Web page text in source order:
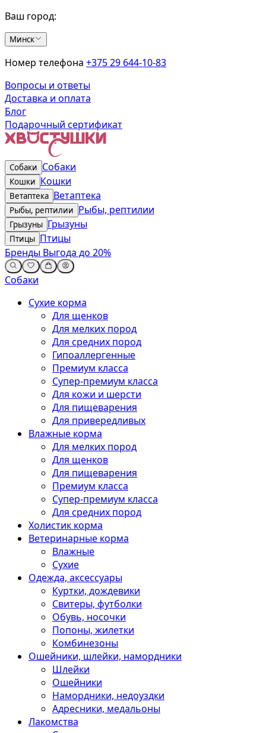
Ваш город:
Минск
Номер телефона +375 29 644-10-83
Вопросы и ответы
Доставка и оплата
Блог
Подарочный сертификат
Собаки Собаки
Кошки Кошки
Ветаптека Ветаптека
Рыбы, рептилии Рыбы, рептилии
Грызуны Грызуны
Птицы Птицы
Бренды Выгода до 20%
Собаки
Сухие корма
Для щенков
Для мелких пород
Для средних пород
Гипоаллергенные
Премиум класса
Супер-премиум класса
Для кожи и шерсти
Для пищеварения
Для привередливых
Влажные корма
Для мелких пород
Для щенков
Для пищеварения
Премиум класса
Супер-премиум класса
Для средних пород
Холистик корма
Ветеринарные корма
Влажные
Сухие
Одежда, аксессуары
Куртки, дождевики
Свитеры, футболки
Обувь, носочки
Попоны, жилетки
Комбинезоны
Ошейники, шлейки, намордники
Шлейки
Ошейники
Намордники, недоуздки
Адресники, медальоны
Лакомства